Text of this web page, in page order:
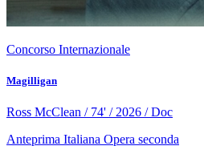
Concorso Internazionale
Magilligan
Ross McClean / 74' / 2026 / Doc
Anteprima Italiana Opera seconda